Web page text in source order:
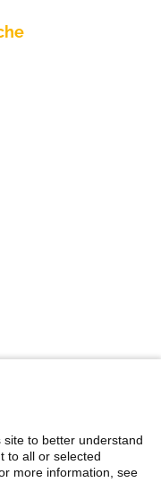
to better understand
to all or selected
more information, see